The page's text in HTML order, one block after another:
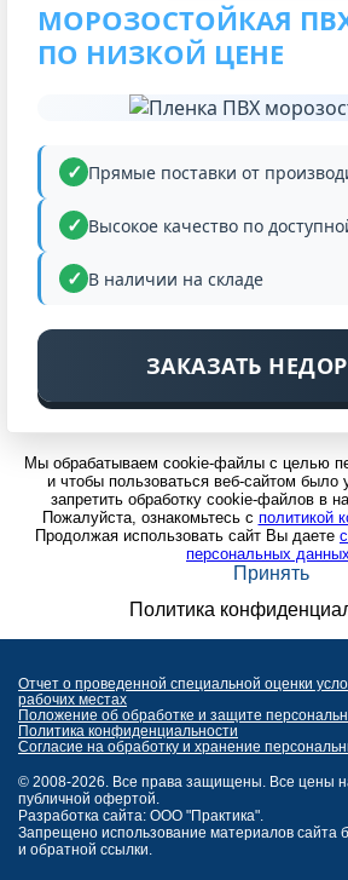
МОРОЗОСТОЙКАЯ
ПО НИЗКОЙ ЦЕНЕ
Прямые поставки от
Высокое качество по
В наличии на складе
ЗАКАЗАТЬ
Мы обрабатываем cookie-файлы с целью
и чтобы пользоваться веб-сайтом
запретить обработку cookie-файлов в
Пожалуйста, ознакомьтесь с политикой
Продолжая использовать сайт Вы даете
персональных
Принять
Политика
Отчет о проведенной специальной оценки
рабочих местах
Положение об обработке и защите
Политика конфиденциальности
Согласие на обработку и хранение
© 2008-2026. Все права защищены. Все цены
публичной офертой.
Разработка сайта: ООО "Практика".
Запрещено использование материалов сайта
и обратной ссылки.